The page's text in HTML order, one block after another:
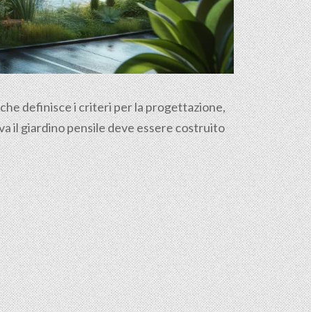
definisce i criteri per la progettazione,
il giardino pensile deve essere costruito